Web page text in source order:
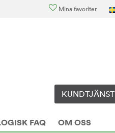
Mina favoriter
KUNDTJÄNST
FAQ OM OSS